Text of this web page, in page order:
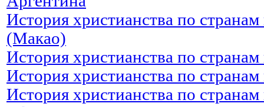
История христианства по
(Макао)
История христианства по
История христианства по
История христианства по